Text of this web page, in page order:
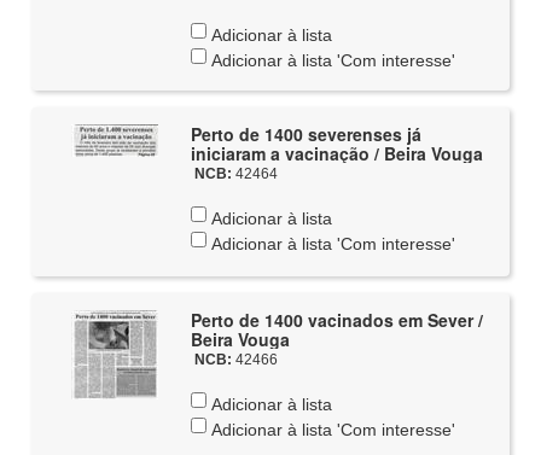
Adicionar à lista
Adicionar à lista 'Com interesse'
Perto de 1400 severenses já
iniciaram a vacinação / Beira Vouga
NCB: 42464
Adicionar à lista
Adicionar à lista 'Com interesse'
Perto de 1400 vacinados em Sever /
Beira Vouga
NCB: 42466
Adicionar à lista
Adicionar à lista 'Com interesse'